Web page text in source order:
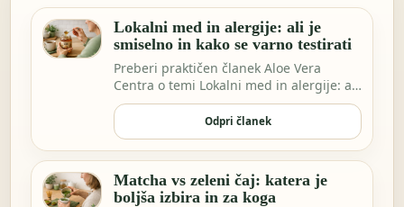
Lokalni med in alergije: ali je
smiselno in kako se varno testirati
Preberi praktičen članek Aloe Vera
Centra o temi Lokalni med in alergije: ali
je smisel…
Odpri članek
Matcha vs zeleni čaj: katera je
boljša izbira in za koga